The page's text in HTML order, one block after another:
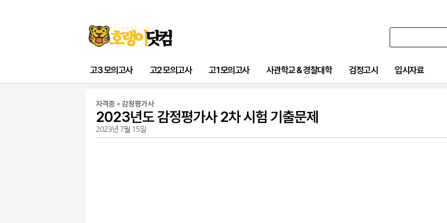
고3 모의고사 고2 모의고사 고1 모의고사 사관학교 & 경찰대학 검정고시 입시자료
자격증 »감정평가사
2023년도 감정평가사 2차 시험 기출문제
2023년 7월 15일